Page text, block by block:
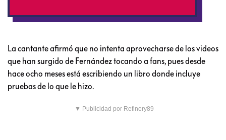
La cantante afirmó que no intenta aprovecharse de los videos
que han surgido de Fernández tocando a fans, pues desde
hace ocho meses está escribiendo un libro donde incluye
pruebas de lo que le hizo.
▼ Publicidad por Refinery89